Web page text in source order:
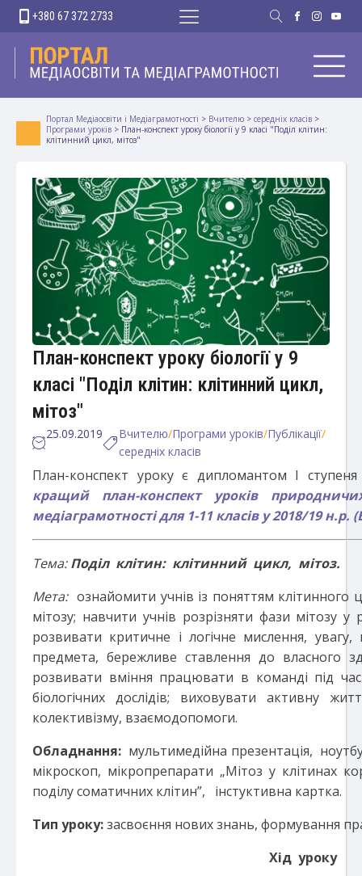
+380 67 372 2733
Портал Медіаосвіти і Медіаграмотності > Вчителю > середніх класів >
Програми уроків > План-конспект уроку біології у 9 класі "Поділ клітин:
клітинний цикл, мітоз"
План-конспект уроку біології у 9
класі "Поділ клітин: клітинний цикл,
мітоз"
25.09.2019 Вчителю/Програми уроків/Публікації/
середніх класів
План-конспект уроку є дипломантом І
кращий план-конспект уроків
медіаграмотності для 1-11 класів у 2018/19 н.р.
Тема:Поділ клітин: клітинний цикл, мітоз.
Мета:ознайомити учнів із поняттям клітинного
мітозу; навчити учнів розрізняти фази мітозу у
розвивати критичне і логічне мислення,
предмета, бережливе ставлення до власного
розвивати вміння працювати в команді під
біологічних дослідів; виховувати активну
колективізму, взаємодопомоги.
Обладнання: мультимедійна презентація,
мікроскоп, мікропрепарати „Мітоз у клітинах
поділу соматичних клітин”, інстуктивна картка.
Тип уроку:засвоєння нових знань, формування
Хід уроку